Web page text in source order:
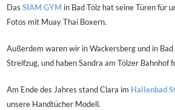
Das SIAM GYM in Bad Tölz hat seine Türen für
Fotos mit Muay Thai Boxern.
Außerdem waren wir in Wackersberg und in
Streifzug, und haben Sandra am Tölzer Bahnhof
Am Ende des Jahres stand Clara im Hallenbad
unsere Handtücher Modell.